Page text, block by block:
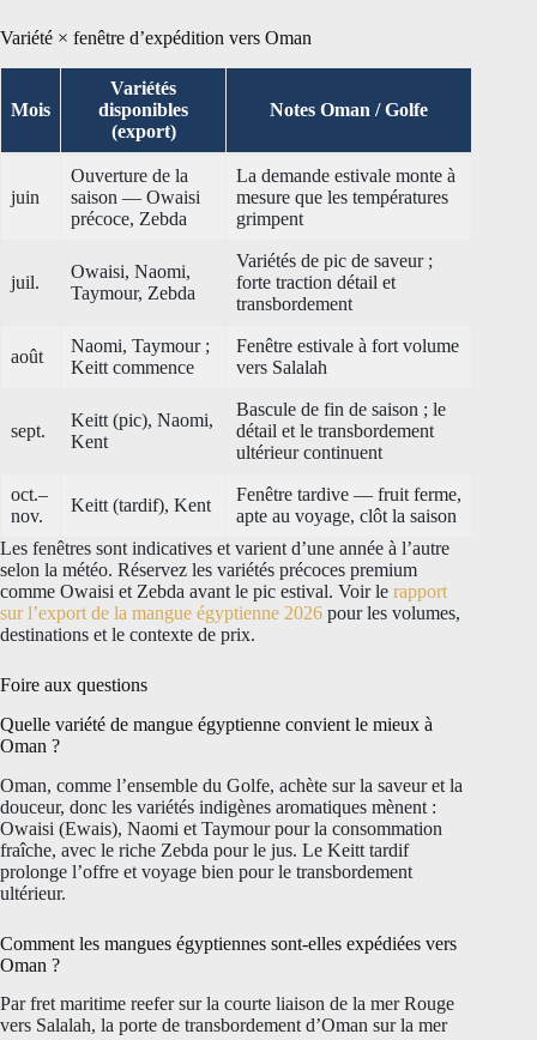
Variété × fenêtre d’expédition vers Oman
Mois
Variétés
disponibles
(export)
Notes Oman / Golfe
juin
Ouverture de la
saison — Owaisi
précoce, Zebda
La demande estivale monte à
mesure que les températures
grimpent
juil.
Owaisi, Naomi,
Taymour, Zebda
Variétés de pic de saveur ;
forte traction détail et
transbordement
août
Naomi, Taymour ;
Keitt commence
Fenêtre estivale à fort volume
vers Salalah
sept.
Keitt (pic), Naomi,
Kent
Bascule de fin de saison ; le
détail et le transbordement
ultérieur continuent
oct.–
nov.
Keitt (tardif), Kent
Fenêtre tardive — fruit ferme,
apte au voyage, clôt la saison
Les fenêtres sont indicatives et varient d’une année à l’autre
selon la météo. Réservez les variétés précoces premium
comme Owaisi et Zebda avant le pic estival. Voir le rapport
sur l’export de la mangue égyptienne 2026 pour les volumes,
destinations et le contexte de prix.
Foire aux questions
Quelle variété de mangue égyptienne convient le mieux à
Oman ?
Oman, comme l’ensemble du Golfe, achète sur la saveur et la
douceur, donc les variétés indigènes aromatiques mènent :
Owaisi (Ewais), Naomi et Taymour pour la consommation
fraîche, avec le riche Zebda pour le jus. Le Keitt tardif
prolonge l’offre et voyage bien pour le transbordement
ultérieur.
Comment les mangues égyptiennes sont-elles expédiées vers
Oman ?
Par fret maritime reefer sur la courte liaison de la mer Rouge
vers Salalah, la porte de transbordement d’Oman sur la mer